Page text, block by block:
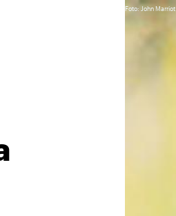
Foto: John Marriot